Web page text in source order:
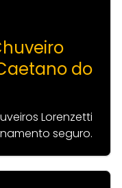
do
Lorenzetti
seguro.